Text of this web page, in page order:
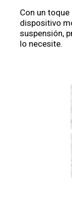
Con un
dispositivo
suspensión,
lo necesite.